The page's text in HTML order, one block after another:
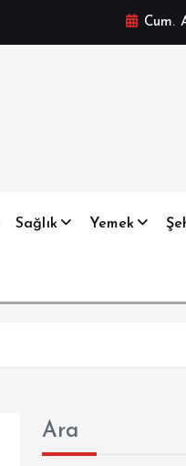
Cum.
Sağlık Yemek
Ara